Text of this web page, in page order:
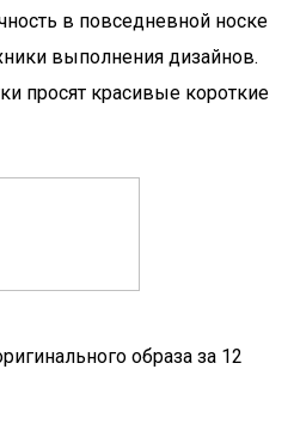
в повседневной носке
выполнения дизайнов.
просят красивые короткие
образа за 12